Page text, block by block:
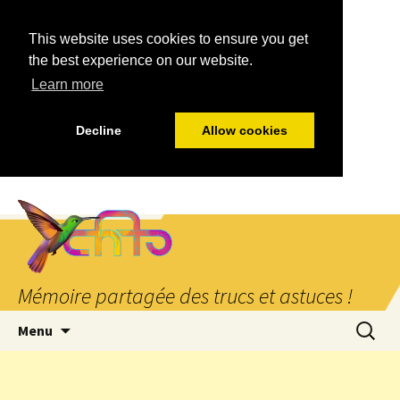
This website uses cookies to ensure you get
the best experience on our website.
Learn more
Decline Allow cookies
Mémoire partagée des trucs et astuces !
Menu